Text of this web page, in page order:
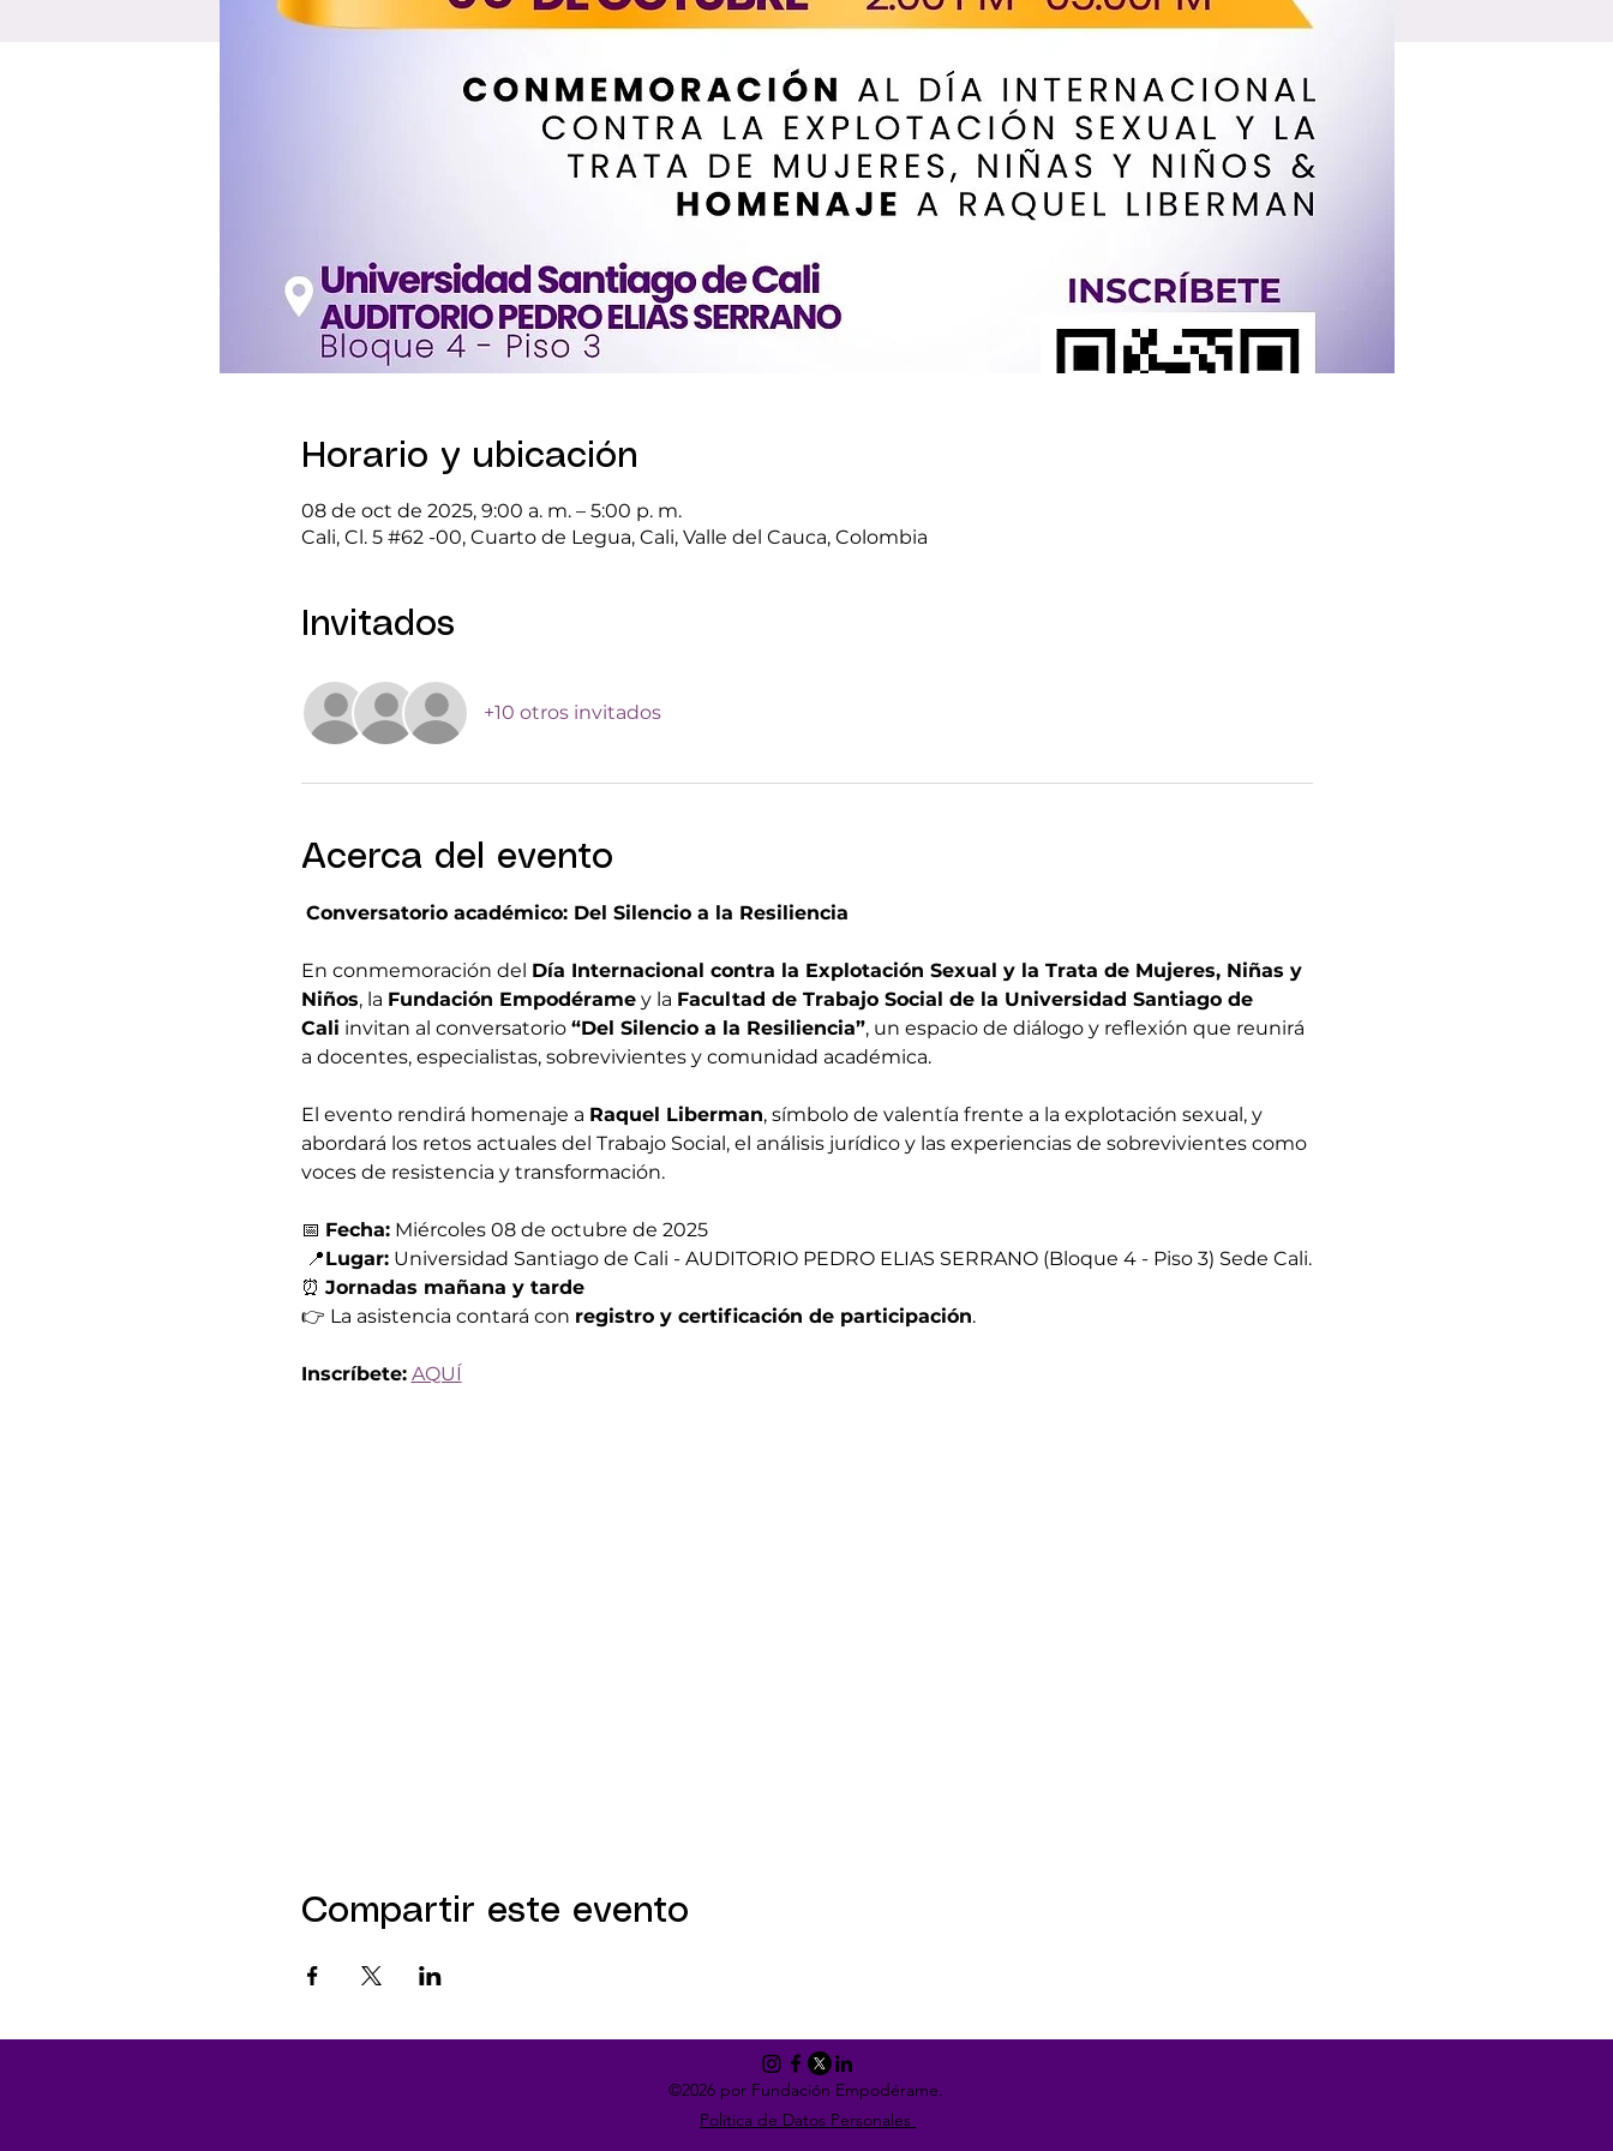
Horario y ubicación
08 de oct de 2025, 9:00 a. m. – 5:00 p. m.
Cali, Cl. 5 #62 -00, Cuarto de Legua, Cali, Valle del Cauca, Colombia
Invitados
+10 otros invitados
Acerca del evento
Conversatorio académico: Del Silencio a la Resiliencia
En conmemoración del Día Internacional contra la Explotación Sexual y la Trata de Mujeres, Niñas y
Niños, la Fundación Empodérame y la Facultad de Trabajo Social de la Universidad Santiago de
Cali invitan al conversatorio “Del Silencio a la Resiliencia”, un espacio de diálogo y reflexión que reunirá
a docentes, especialistas, sobrevivientes y comunidad académica.
El evento rendirá homenaje a Raquel Liberman, símbolo de valentía frente a la explotación sexual, y
abordará los retos actuales del Trabajo Social, el análisis jurídico y las experiencias de sobrevivientes como
voces de resistencia y transformación.
📅 Fecha: Miércoles 08 de octubre de 2025
📍Lugar: Universidad Santiago de Cali - AUDITORIO PEDRO ELIAS SERRANO (Bloque 4 - Piso 3) Sede Cali.
⏰ Jornadas mañana y tarde
👉 La asistencia contará con registro y certificación de participación.
Inscríbete: AQUÍ
Compartir este evento
©2026 por Fundación Empodérame.
Política de Datos Personales